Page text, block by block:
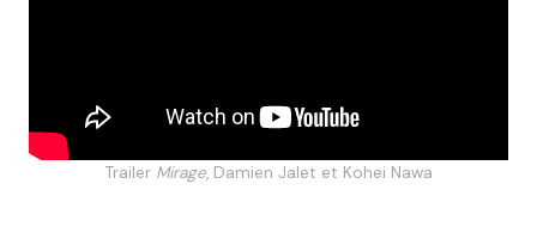
Trailer Mirage, Damien Jalet et Kohei Nawa